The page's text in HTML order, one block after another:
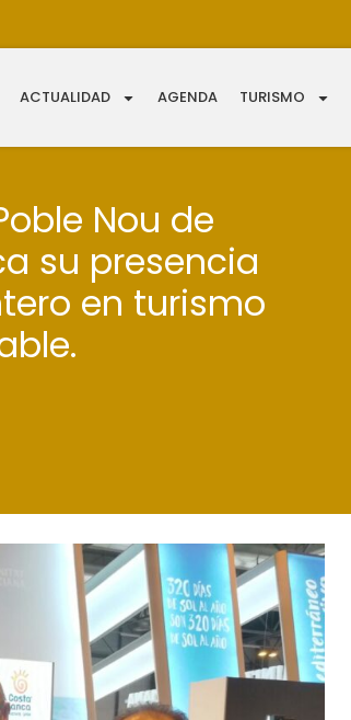
ACTUALIDAD AGENDA TURISMO
Nou de
su presencia
en turismo